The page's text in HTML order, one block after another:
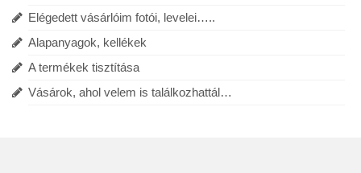
Elégedett vásárlóim fotói, levelei…..
Alapanyagok, kellékek
A termékek tisztítása
Vásárok, ahol velem is találkozhattál…